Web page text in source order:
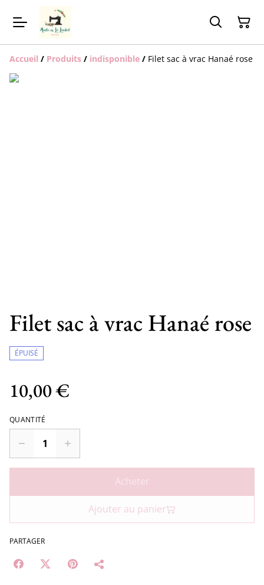
Accueil / Produits / indisponible / Filet sac à vrac Hanaé rose
Filet sac à vrac Hanaé rose
ÉPUISÉ
10,00 €
QUANTITÉ
Acheter
Ajouter au panier
PARTAGER